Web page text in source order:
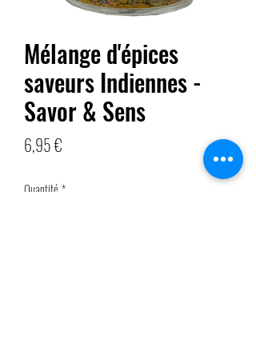
Mélange d'épices
saveurs Indiennes -
Savor & Sens
6,95 €
Quantité *